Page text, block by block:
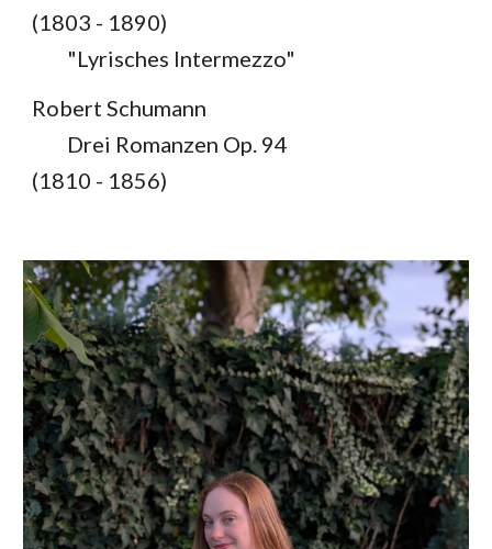
(1803 - 1890)
"Lyrisches Intermezzo"
Robert Schumann
Drei Romanzen Op. 94
(1810 - 1856)